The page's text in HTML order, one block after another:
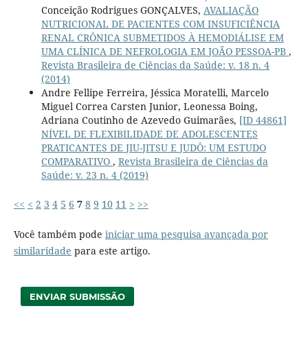
Conceição Rodrigues GONÇALVES, AVALIAÇÃO
NUTRICIONAL DE PACIENTES COM INSUFICIÊNCIA
RENAL CRÔNICA SUBMETIDOS À HEMODIÁLISE EM
UMA CLÍNICA DE NEFROLOGIA EM JOÃO PESSOA-PB ,
Revista Brasileira de Ciências da Saúde: v. 18 n. 4
(2014)
Andre Fellipe Ferreira, Jéssica Moratelli, Marcelo
Miguel Correa Carsten Junior, Leonessa Boing,
Adriana Coutinho de Azevedo Guimarães, [ID 44861]
NÍVEL DE FLEXIBILIDADE DE ADOLESCENTES
PRATICANTES DE JIU-JITSU E JUDÔ: UM ESTUDO
COMPARATIVO , Revista Brasileira de Ciências da
Saúde: v. 23 n. 4 (2019)
<< < 2 3 4 5 6 7 8 9 10 11 > >>
Você também pode iniciar uma pesquisa avançada por
similaridade para este artigo.
ENVIAR SUBMISSÃO